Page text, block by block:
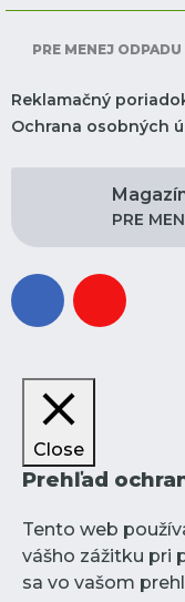
PRE MENEJ ODPADU
Reklamačný
Ochrana osobných
PRE
facebookyoutube
Close
Prehľad
Tento web
vášho zážitku pri
sa vo vašom